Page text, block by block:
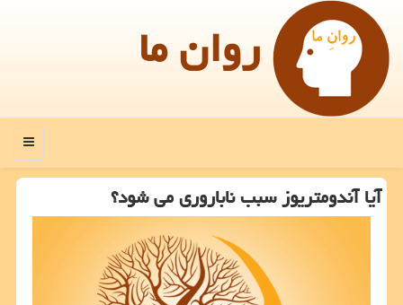
روان ما
منو
آیا آندومتریوز سبب ناباروری می شود؟